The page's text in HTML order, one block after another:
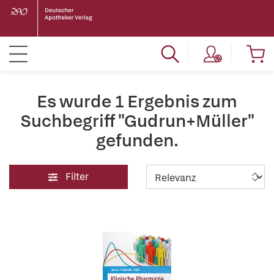
Es wurde 1 Ergebnis zum
Suchbegriff "Gudrun+Müller"
gefunden.
Filter